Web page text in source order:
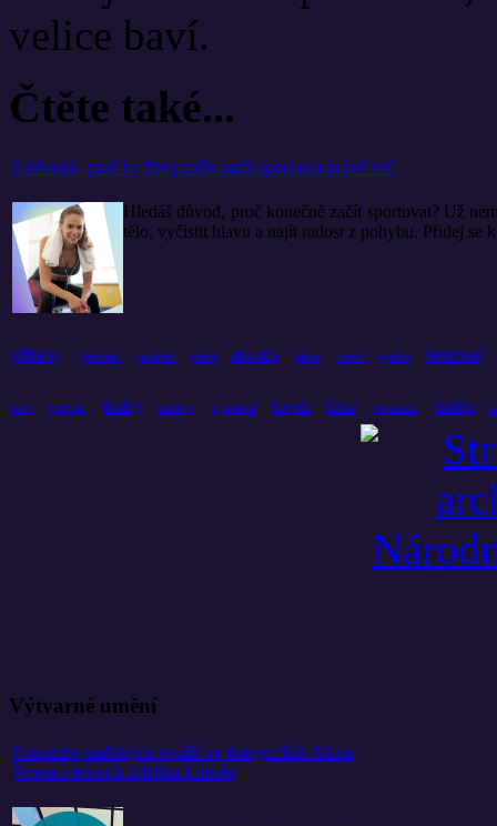
velice baví.
Čtěte také...
5 důvodů, proč by ženy měly začít sportovat právě teď
Hledáš důvod, proč konečně začít sportovat? Už
tělo, vyčistit hlavu a najít radost z pohybu. Přidej se
příběhy historie prostředí ročník divadla život které vydává festival
praze vydávají hudby všechny vyprávění kapela láska muzeum kniha
Výtvarné umění
Fenomén pražských pasáží ve fotografiích Alana
Pajera a textech Zdeňka Lukeše